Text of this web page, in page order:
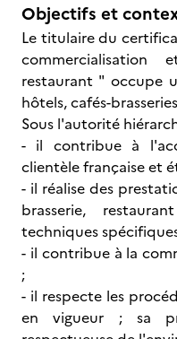
Objectifs et
Le titulaire du
commercialisation
restaurant " occupe
hôtels, cafés-
Sous l'autorité
- il contribue à
clientèle française et
- il réalise des
brasserie,
techniques
- il contribue à la
;
- il respecte les
en vigueur ; sa